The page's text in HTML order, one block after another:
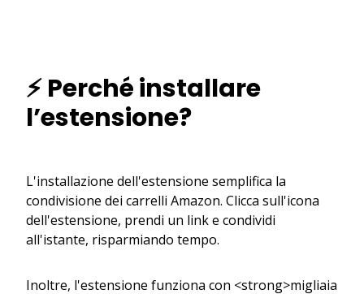
⚡ Perché installare
l’estensione?
L'installazione dell'estensione semplifica la
condivisione dei carrelli Amazon. Clicca sull'icona
dell'estensione, prendi un link e condividi
all'istante, risparmiando tempo.
Inoltre, l'estensione funziona con <strong>migliaia